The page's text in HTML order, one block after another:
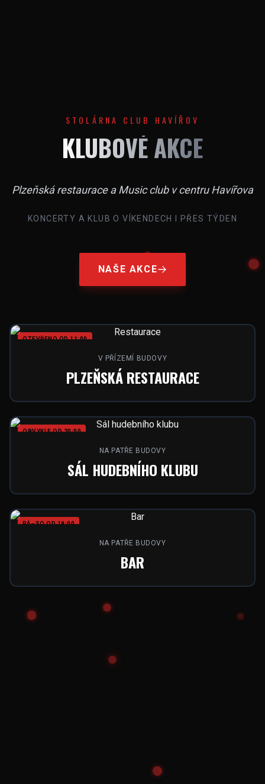
STOLÁRNA CLUB HAVÍŘOV
KLUBOVÉ AKCE
Plzeňská restaurace a Music club v centru Havířova
KONCERTY A KLUB O VÍKENDECH I PŘES TÝDEN
NAŠE AKCE
OTEVŘENO OD 11:00
V PŘÍZEMÍ BUDOVY
PLZEŇSKÁ RESTAURACE
OBVYKLE OD 20:00
NA PATŘE BUDOVY
SÁL HUDEBNÍHO KLUBU
PÁ–SO OD 19:00
NA PATŘE BUDOVY
BAR